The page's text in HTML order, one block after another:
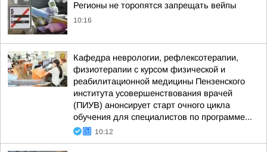
Регионы не торопятся запрещать вейпы
10:16
Кафедра неврологии, рефлексотерапии,
физиотерапии с курсом физической и
реабилитационной медицины Пензенского
института усовершенствования врачей
(ПИУВ) анонсирует старт очного цикла
обучения для специалистов по программе...
10:12